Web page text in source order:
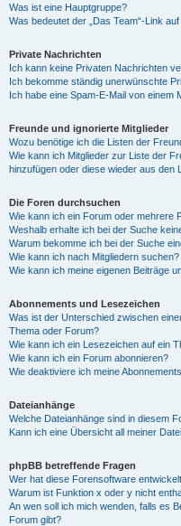
Was ist eine Hauptgruppe?
Was bedeutet der „Das Team“-Link
Private Nachrichten
Ich kann keine Privaten Nachrichten
Ich bekomme ständig unerwünschte
Ich habe eine Spam-E-Mail von einem
Freunde und ignorierte Mitglieder
Wozu benötige ich die Listen der
Wie kann ich Mitglieder zur Liste der
hinzufügen oder diese wieder aus den
Die Foren durchsuchen
Wie kann ich ein Forum oder mehrere
Weshalb erhalte ich bei der Suche
Warum bekomme ich bei der Suche
Wie kann ich nach Mitgliedern suchen?
Wie kann ich meine eigenen Beiträge
Abonnements und Lesezeichen
Was ist der Unterschied zwischen
Thema oder Forum?
Wie kann ich ein Lesezeichen auf ein
Wie kann ich ein Forum abonnieren?
Wie deaktiviere ich meine
Dateianhänge
Welche Dateianhänge sind in diesem
Kann ich eine Übersicht all meiner
phpBB betreffende Fragen
Wer hat diese Forensoftware
Warum ist Funktion x oder y nicht
An wen soll ich mich wenden, falls es
Forum gibt?